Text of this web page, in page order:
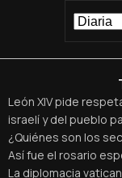
León XIV pide
israelí y del pueblo
¿Quiénes son los
Así fue el rosario
La diplomacia